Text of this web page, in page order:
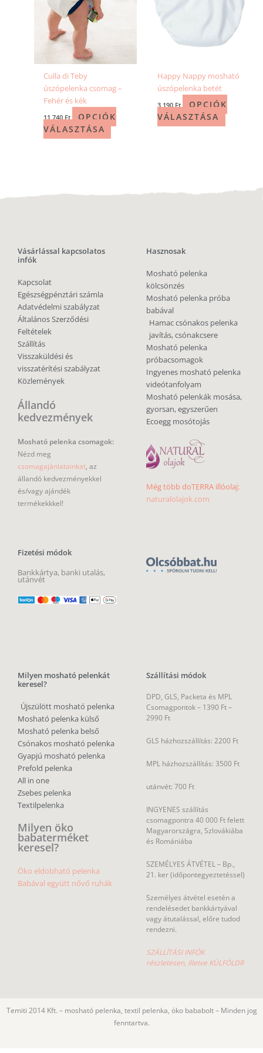
Culla di Teby
úszópelenka csomag –
Fehér és kék
11 740 Ft
OPCIÓK
VÁLASZTÁSA
Happy Nappy mosható
úszópelenka betét
3 190 Ft
OPCIÓK
VÁLASZTÁSA
Vásárlással kapcsolatos
infók
Kapcsolat
Egészségpénztári számla
Adatvédelmi szabályzat
Általános Szerződési
Feltételek
Szállítás
Visszaküldési és
visszatérítési szabályzat
Közlemények
Állandó
kedvezmények
Mosható pelenka csomagok:
Nézd meg
csomagajánlatainkat, az
állandó kedvezményekkel
és/vagy ajándék
termékekkkel!
Fizetési módok
Bankkártya, banki utalás,
utánvét
Hasznosak
Mosható pelenka
kölcsönzés
Mosható pelenka próba
babával
Hamac csónakos pelenka
javítás, csónakcsere
Mosható pelenka
próbacsomagok
Ingyenes mosható pelenka
videótanfolyam
Mosható pelenkák mosása,
gyorsan, egyszerűen
Ecoegg mosótojás
Még több doTERRA illóolaj:
naturalolajok.com
Milyen mosható pelenkát
keresel?
Újszülött mosható pelenka
Mosható pelenka külső
Mosható pelenka belső
Csónakos mosható pelenka
Gyapjú mosható pelenka
Prefold pelenka
All in one
Zsebes pelenka
Textilpelenka
Milyen öko
babaterméket
keresel?
Öko eldobható pelenka
Babával együtt nővő ruhák
Szállítási módok
DPD, GLS, Packeta és MPL
Csomagpontok – 1390 Ft –
2990 Ft
GLS házhozszállítás: 2200 Ft
MPL házhozszállítás: 3500 Ft
utánvét: 700 Ft
INGYENES szállítás
csomagpontra 40 000 Ft felett
Magyarországra, Szlovákiába
és Romániába
SZEMÉLYES ÁTVÉTEL – Bp.,
21. ker (időpontegyeztetéssel)
Személyes átvétel esetén a
rendelésedet bankkártyával
vagy átutalással, előre tudod
rendezni.
SZÁLLÍTÁSI INFÓK
részletesen, illetve KÜLFÖLDR
Temiti 2014 Kft. – mosható pelenka, textil pelenka, öko bababolt – Minden jog
fenntartva.